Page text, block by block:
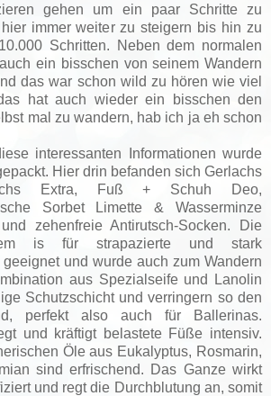
gehen um ein paar Schritte zu
immer weiter zu steigern bis hin zu
Schritten. Neben dem normalen
ein bisschen von seinem Wandern
das war schon wild zu hören wie viel
hat auch wieder ein bisschen den
mal zu wandern, hab ich ja eh schon
interessanten Informationen wurde
Hier drin befanden sich Gerlachs
Extra, Fuß + Schuh Deo,
Sorbet Limette & Wasserminze
zehenfreie Antirutsch-Socken. Die
is für strapazierte und stark
und wurde auch zum Wandern
aus Spezialseife und Lanolin
Schutzschicht und verringern so den
perfekt also auch für Ballerinas.
und kräftigt belastete Füße intensiv.
Öle aus Eukalyptus, Rosmarin,
sind erfrischend. Das Ganze wirkt
und regt die Durchblutung an, somit